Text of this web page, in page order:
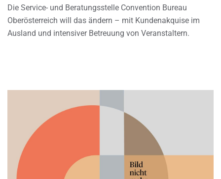
Die Service- und Beratungsstelle Convention Bureau
Oberösterreich will das ändern – mit Kundenakquise im
Ausland und intensiver Betreuung von Veranstaltern.